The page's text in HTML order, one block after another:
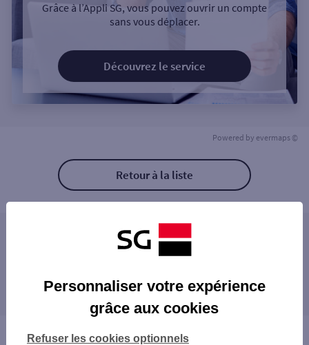
Grâce à l’Appli SG, vous pouvez ouvrir un compte
sans vous déplacer.
Découvrez le service
Powered by evermaps ©
Retour à la liste
Les agences SG PRO à proximité
proximité
Vous êtes ici : Accueil
Personnaliser votre expérience
grâce aux cookies
Refuser les cookies optionnels